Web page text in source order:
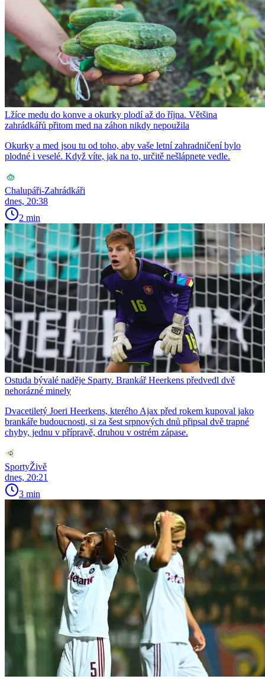
Lžíce medu do konve a okurky plodí až do října. Většina
zahrádkářů přitom med na záhon nikdy nepoužila
Okurky a med jsou tu od toho, aby vaše letní zahradničení bylo
plodné i veselé. Když víte, jak na to, určitě nešlápnete vedle.
Chalupáři-Zahrádkáři
dnes, 20:38
2 min
Ostuda bývalé naděje Sparty. Brankář Heerkens předvedl dvě
nehorázné minely
Dvacetiletý Joeri Heerkens, kterého Ajax před rokem kupoval jako
brankáře budoucnosti, si za šest srpnových dnů připsal dvě trapné
chyby, jednu v přípravě, druhou v ostrém zápase.
SportyŽivě
dnes, 20:21
3 min